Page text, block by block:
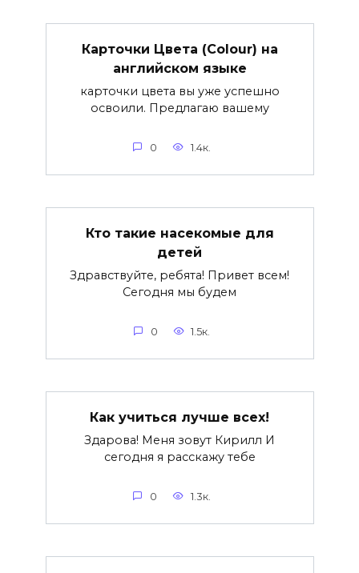
Карточки Цвета (Colour) на
английском языке
карточки цвета вы уже успешно
освоили. Предлагаю вашему
0 1.4к.
Кто такие насекомые для
детей
Здравствуйте, ребята! Привет всем!
Сегодня мы будем
0 1.5к.
Как учиться лучше всех!
Здарова! Меня зовут Кирилл И
сегодня я расскажу тебе
0 1.3к.